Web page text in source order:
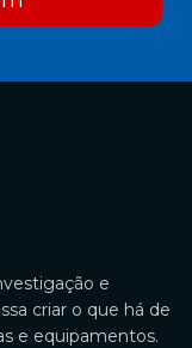
e
criar o que há de
e equipamentos.